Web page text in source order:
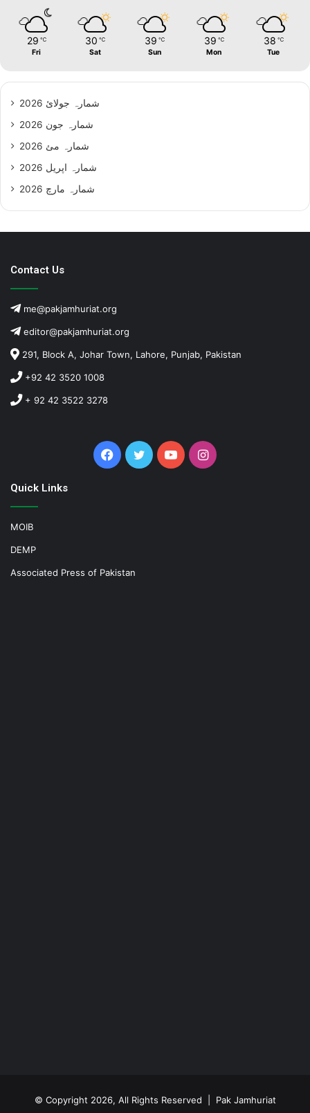
29 ℃
Fri
30 ℃
Sat
39 ℃
Sun
39 ℃
Mon
38 ℃
Tue
شمارہ جولائ 2026
شمارہ جون 2026
شمارہ مئ 2026
شمارہ اپریل 2026
شمارہ مارچ 2026
Contact Us
me@pakjamhuriat.org
editor@pakjamhuriat.org
291, Block A, Johar Town, Lahore, Punjab, Pakistan
+92 42 3520 1008
+ 92 42 3522 3278
Facebook
TwitterYouTubeInstagram
Quick Links
MOIB
DEMP
Associated Press of Pakistan
© Copyright 2026, All Rights Reserved | Pak Jamhuriat